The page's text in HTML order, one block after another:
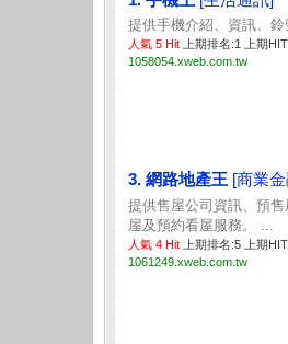
提供手機介紹、資訊、
人氣 5 Hit 上期排名:1 上期
1058054.xweb.com.tw
3. 網路地產王 [商業
提供售屋公司資訊、預
屋及預約看屋服務。 ...
人氣 4 Hit 上期排名:5 上期
1061249.xweb.com.tw